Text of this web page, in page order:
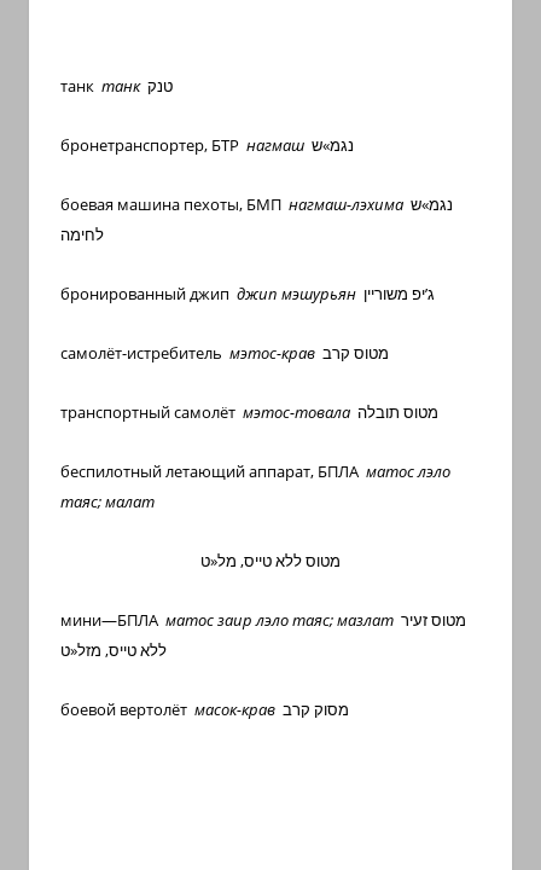
танк танк טנק
бронетранспортер, БТР нагмаш נגמ»ש
боевая машина пехоты, БМП нагмаш-лэхима נגמ»ש
לחימה
бронированный джип джип мэшурьян ג’יפ משוריין
самолёт-истребитель мэтос-крав מטוס קרב
транспортный самолёт мэтос-товала מטוס תובלה
беспилотныйлетающийаппарат, БПЛА матослэло
таяс;малат
מטוסללאטייס, מל«ט
мини—БПЛА матосзаирлэлотаяс;мазлат מטוסזעיר
ללאטייס, מזל«ט
боевой вертолёт масок-крав מסוק קרב